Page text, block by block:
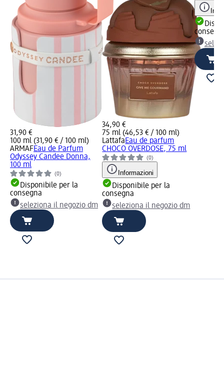
31,90 €
100 ml (31,90 € / 100 ml)
ARMAFEau de Parfum
Odyssey Candee Donna,
100 ml
(0)
Disponibile per la
consegna
seleziona il negozio dm
34,90 €
75 ml (46,53 € / 100 ml)
LattafaEau de parfum
CHOCO OVERDOSE, 75 ml
(0)
Informazioni
Disponibile per la
consegna
seleziona il negozio dm